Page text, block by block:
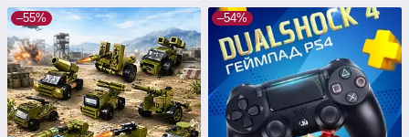
–55% –54%